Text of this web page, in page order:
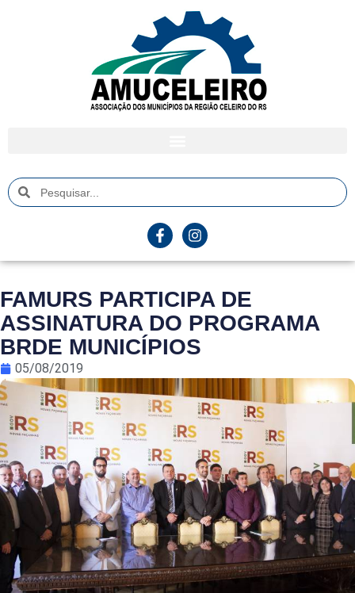
FAMURS PARTICIPA DE
ASSINATURA DO PROGRAMA
BRDE MUNICÍPIOS
05/08/2019